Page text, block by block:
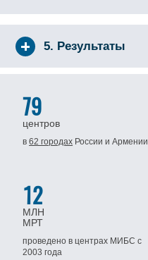
5. Результаты
79
центров
в62 городах Россиии Армении
12
МЛН
МРТ
проведено в центрах МИБСс
2003 года